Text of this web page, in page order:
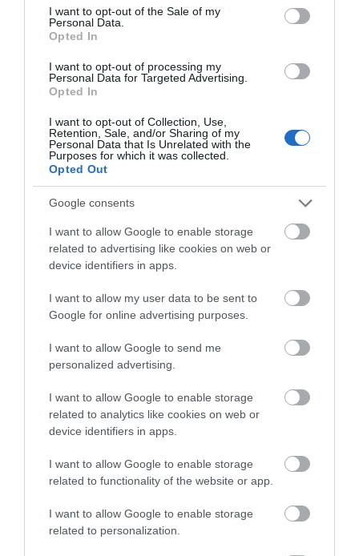
consent section.
I want to opt-out of the Sale of my
Personal Data.
Opted In
I want to opt-out of processing my
Personal Data for Targeted Advertising.
Opted In
I want to opt-out of Collection, Use,
Retention, Sale, and/or Sharing of my
Personal Data that Is Unrelated with the
Purposes for which it was collected.
Opted Out
Google consents
I want to allow Google to enable storage
related to advertising like cookies on web or
device identifiers in apps.
I want to allow my user data to be sent to
Google for online advertising purposes.
I want to allow Google to send me
personalized advertising.
I want to allow Google to enable storage
related to analytics like cookies on web or
device identifiers in apps.
I want to allow Google to enable storage
related to functionality of the website or app.
I want to allow Google to enable storage
related to personalization.
κίνδυνο πυρκαγιάς – Σε ποια
σημεία τοποθετήθηκαν
09.08.2026 | 12:20
Ποιοι φοιτητές θα πάρουν έως
2.500 ευρώ για τη στέγαση
Συναγερμός στη Βόρεια Εύβοια:
Αγελάδες πετάγονται στο δρόμο-
Η έκκληση ιερέα στους οδηγούς
09.08.2026 | 11:40
Ο Λευτέρης Στεργίου επιστρέφει
στην Ιστιαία!
Συγκεντρώνει τρόφιμα για
άπορες οικογένειες για τον
Δεκαπενταύγουστο!
09.08.2026 | 11:00
Ποιοι δικαιούχοι
πληρώνονται έως τις
14 Αυγούστου
πάρουν έως 2.500 ευρώ
για τη στέγαση
Αγροτικές ενισχύσεις:
Ποιοι θα λάβουν
προκαταβολές
Φωτιά στη Βοιωτία:
εστίαση ζητά η ΠΣτΕ